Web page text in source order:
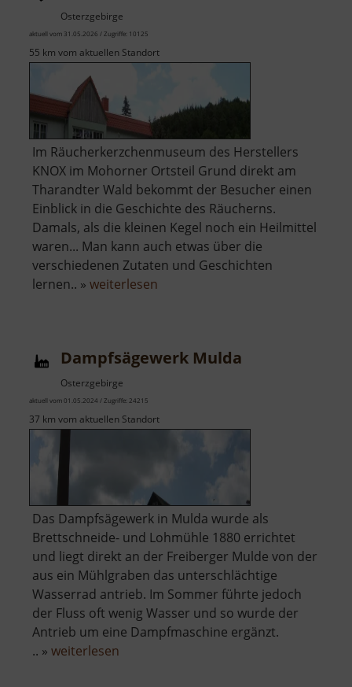
Osterzgebirge
aktuell vom 31.05.2026 / Zugriffe: 10125
55 km vom aktuellen Standort
Im Räucherkerzchenmuseum des Herstellers
KNOX im Mohorner Ortsteil Grund direkt am
Tharandter Wald bekommt der Besucher einen
Einblick in die Geschichte des Räucherns.
Damals, als die kleinen Kegel noch ein Heilmittel
waren... Man kann auch etwas über die
verschiedenen Zutaten und Geschichten
lernen.. » weiterlesen
Dampfsägewerk Mulda
Osterzgebirge
aktuell vom 01.05.2024 / Zugriffe: 24215
37 km vom aktuellen Standort
Das Dampfsägewerk in Mulda wurde als
Brettschneide- und Lohmühle 1880 errichtet
und liegt direkt an der Freiberger Mulde von der
aus ein Mühlgraben das unterschlächtige
Wasserrad antrieb. Im Sommer führte jedoch
der Fluss oft wenig Wasser und so wurde der
Antrieb um eine Dampfmaschine ergänzt.
.. » weiterlesen